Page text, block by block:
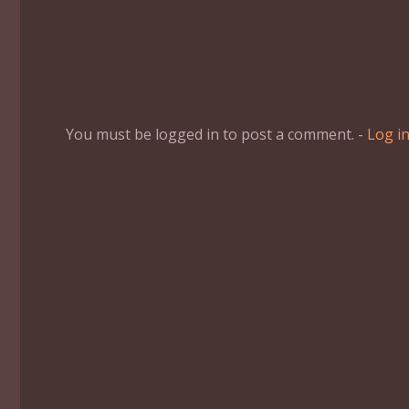
You must be logged in to post a comment. - Log in